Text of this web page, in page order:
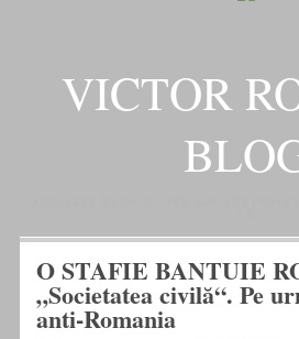
VICTOR
O STAFIE BANTUIE
„Societatea civilă“. Pe
anti-Romania